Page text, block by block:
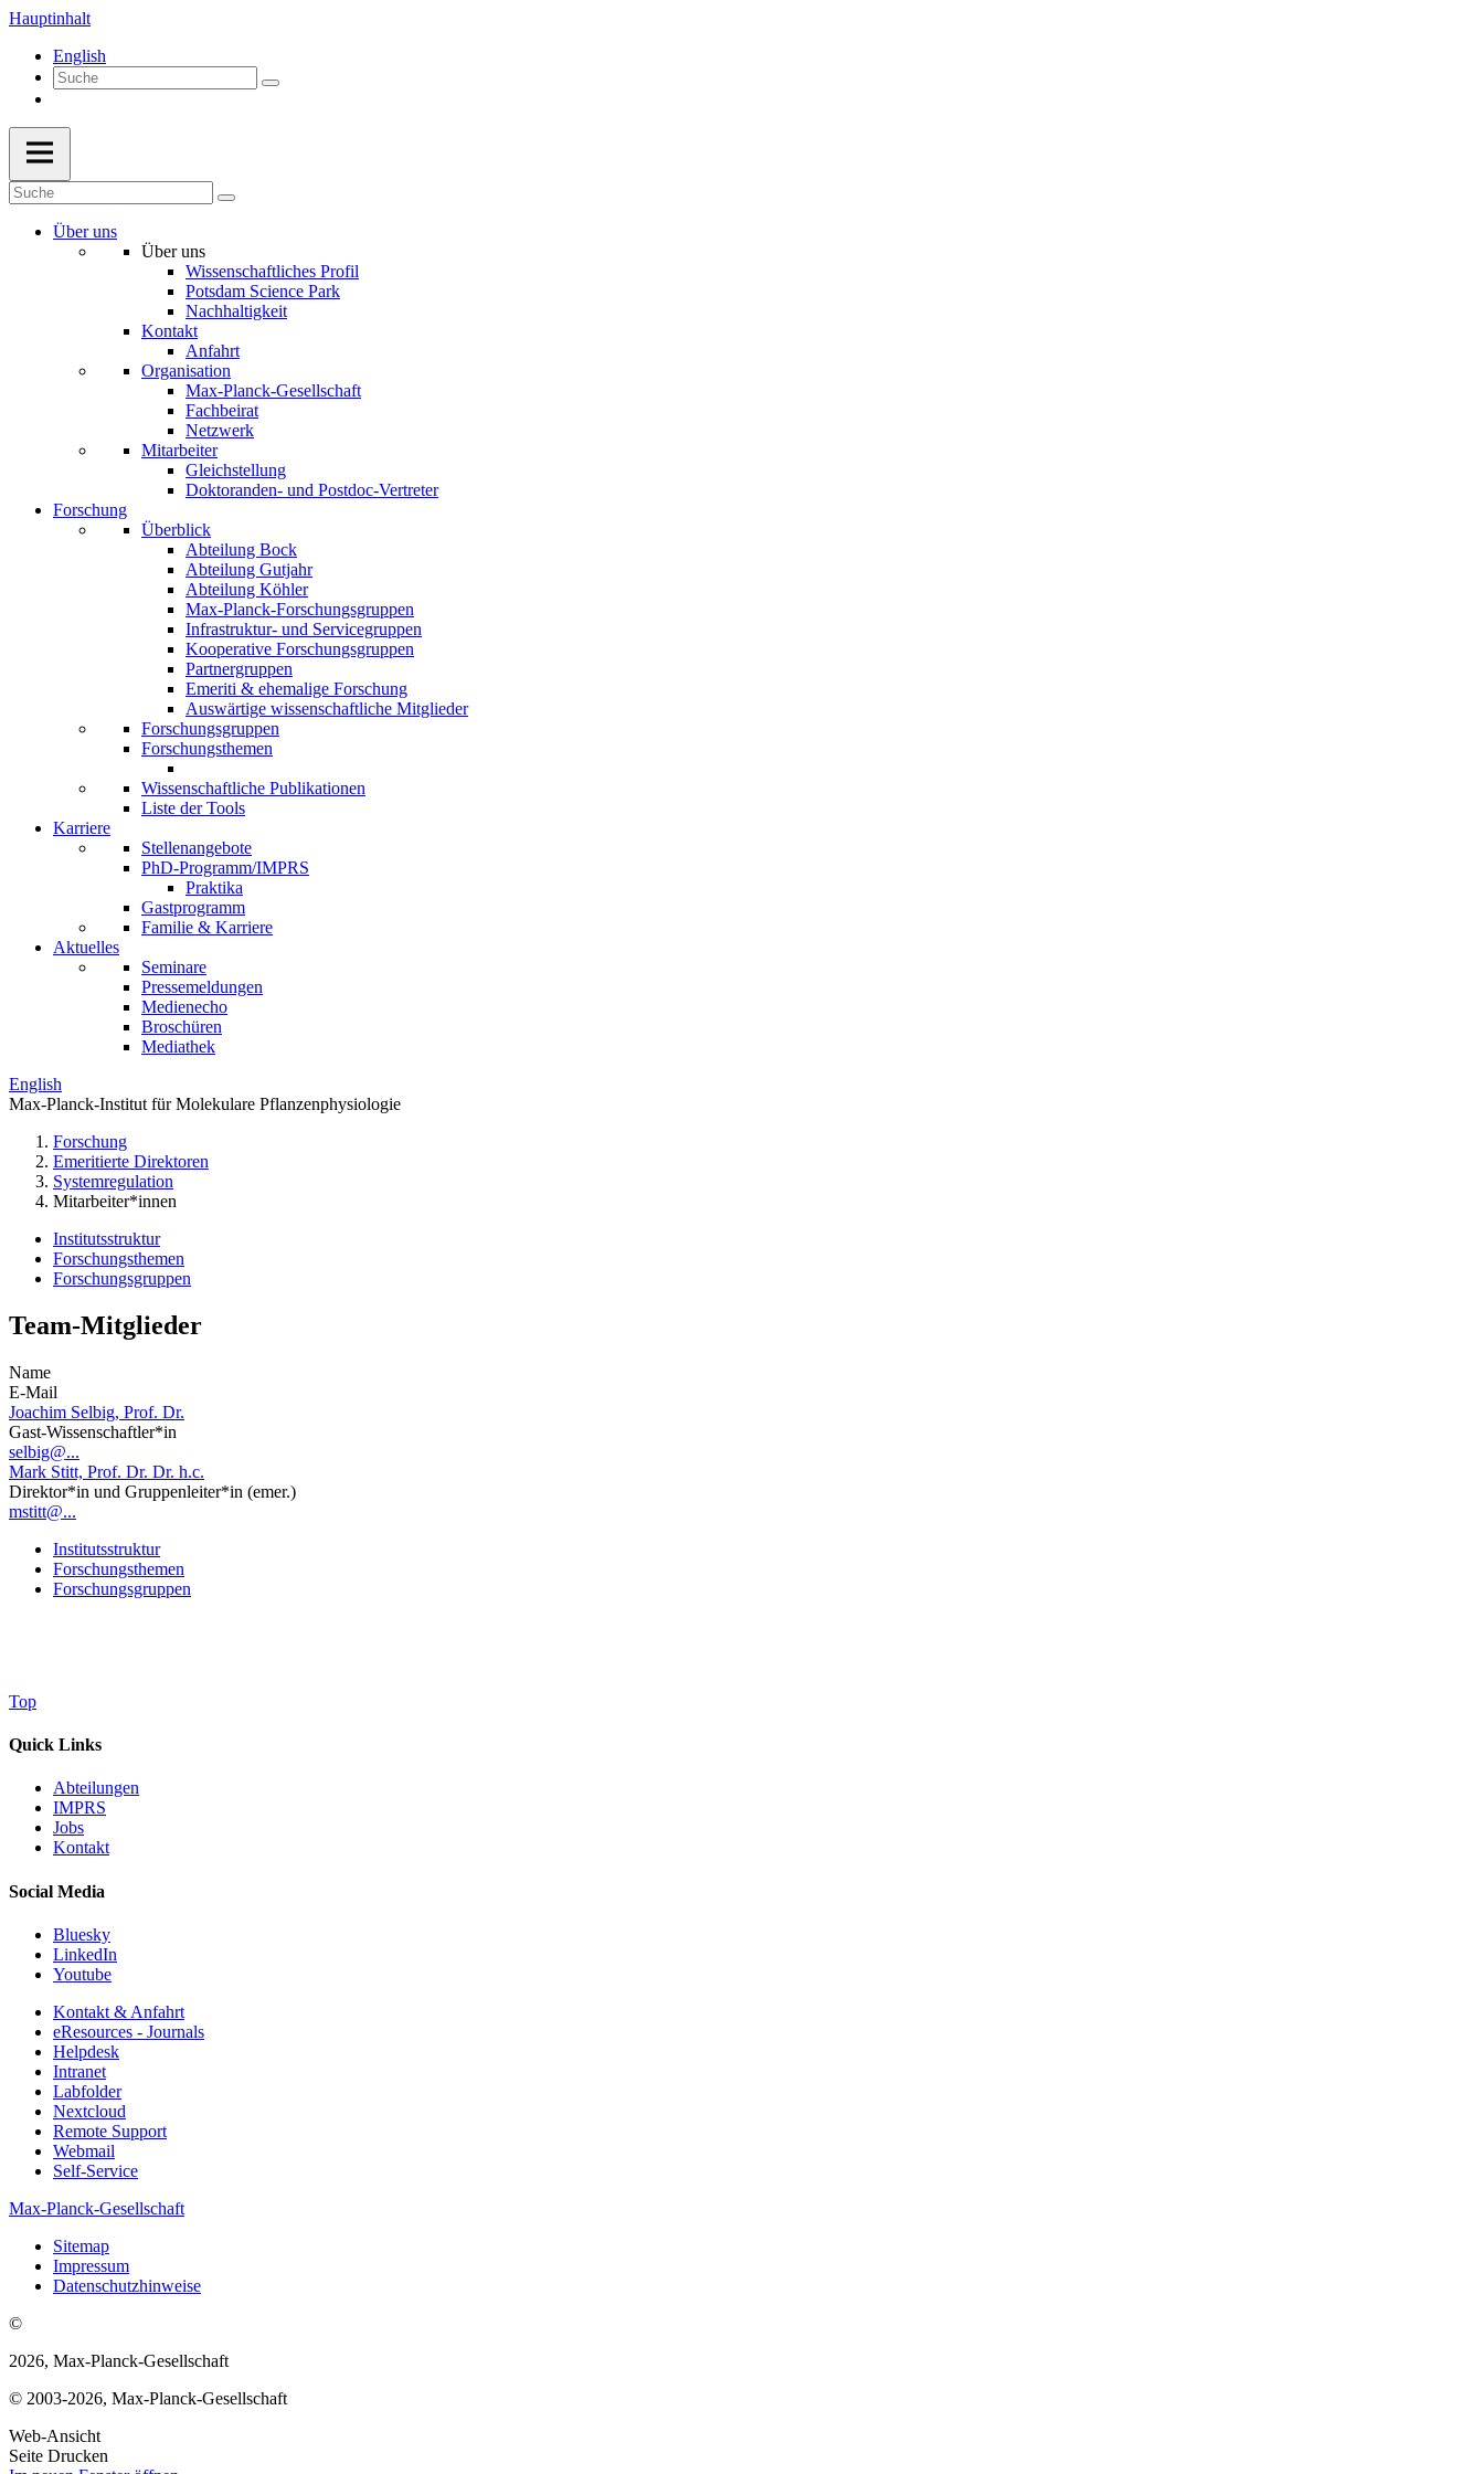
Hauptinhalt
English
Über uns
Über uns
Wissenschaftliches Profil
Potsdam Science Park
Nachhaltigkeit
Kontakt
Anfahrt
Organisation
Max-Planck-Gesellschaft
Fachbeirat
Netzwerk
Mitarbeiter
Gleichstellung
Doktoranden- und Postdoc-Vertreter
Forschung
Überblick
Abteilung Bock
Abteilung Gutjahr
Abteilung Köhler
Max-Planck-Forschungsgruppen
Infrastruktur- und Servicegruppen
Kooperative Forschungsgruppen
Partnergruppen
Emeriti & ehemalige Forschung
Auswärtige wissenschaftliche Mitglieder
Forschungsgruppen
Forschungsthemen
Wissenschaftliche Publikationen
Liste der Tools
Karriere
Stellenangebote
PhD-Programm/IMPRS
Praktika
Gastprogramm
Familie & Karriere
Aktuelles
Seminare
Pressemeldungen
Medienecho
Broschüren
Mediathek
English
Max-Planck-Institut für Molekulare Pflanzenphysiologie
Forschung
Emeritierte Direktoren
Systemregulation
Mitarbeiter*innen
Institutsstruktur
Forschungsthemen
Forschungsgruppen
Team-Mitglieder
Name
E-Mail
Joachim Selbig, Prof. Dr.
Gast-Wissenschaftler*in
selbig@...
Mark Stitt, Prof. Dr. Dr. h.c.
Direktor*in und Gruppenleiter*in (emer.)
mstitt@...
Institutsstruktur
Forschungsthemen
Forschungsgruppen
Top
Quick Links
Abteilungen
IMPRS
Jobs
Kontakt
Social Media
Bluesky
LinkedIn
Youtube
Kontakt & Anfahrt
eResources - Journals
Helpdesk
Intranet
Labfolder
Nextcloud
Remote Support
Webmail
Self-Service
Max-Planck-Gesellschaft
Sitemap
Impressum
Datenschutzhinweise
©
2026, Max-Planck-Gesellschaft
© 2003-2026, Max-Planck-Gesellschaft
Web-Ansicht
Seite Drucken